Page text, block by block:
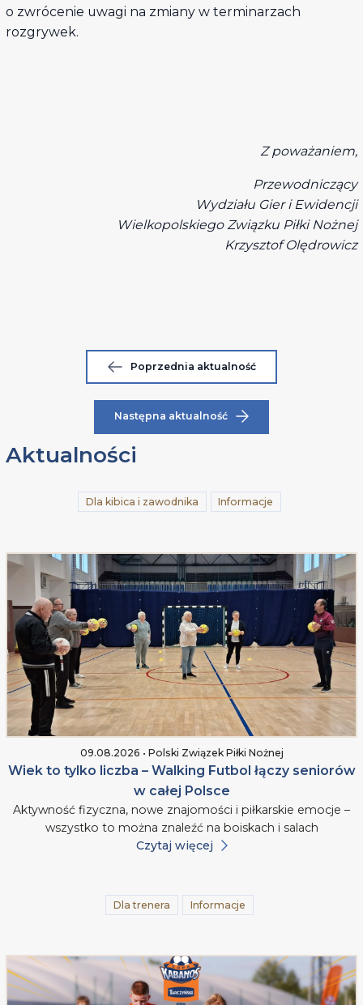
o zwrócenie uwagi na zmiany w terminarzach
rozgrywek.
Z poważaniem,
Przewodniczący
Wydziału Gier i Ewidencji
Wielkopolskiego Związku Piłki Nożnej
Krzysztof Olędrowicz
Poprzednia aktualność
Następna aktualność
Aktualności
Dla kibica i zawodnika Informacje
09.08.2026 • Polski Związek Piłki Nożnej
Wiek to tylko liczba – Walking Futbol łączy seniorów
w całej Polsce
Aktywność fizyczna, nowe znajomości i piłkarskie emocje –
wszystko to można znaleźć na boiskach i salach
Czytaj więcej
Dla trenera Informacje